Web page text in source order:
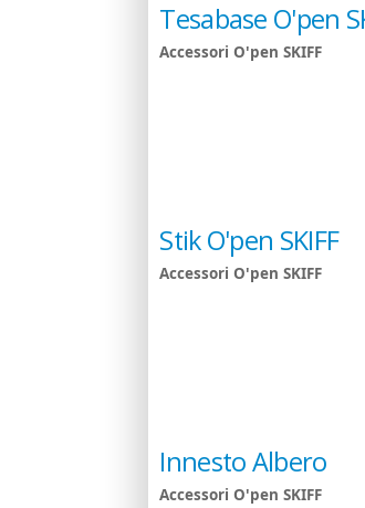
Tesabase O'pen
Accessori O'pen SKIFF
Stik O'pen SKIFF
Accessori O'pen SKIFF
Innesto Albero
Accessori O'pen SKIFF